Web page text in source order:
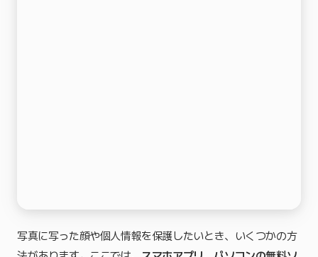
写真に写った顔や個人情報を保護したいとき、いくつかの方